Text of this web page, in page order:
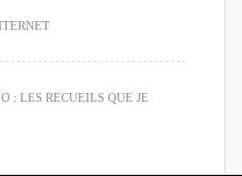
: LES RECUEILS QUE JE